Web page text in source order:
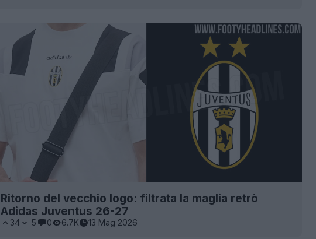
Ritorno del vecchio logo: filtrata la maglia retrò
Adidas Juventus 26-27
34 5 0 6.7K 13 Mag 2026